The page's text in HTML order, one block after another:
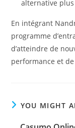
alternative
En intégrant
programme
d’atteindre de
performance et
YOU MIGHT